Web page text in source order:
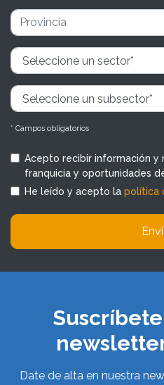
* Campos obligatorios
Acepto recibir información y
franquicia y oportunidades
He leído y acepto la política
Date de alta en nuestra